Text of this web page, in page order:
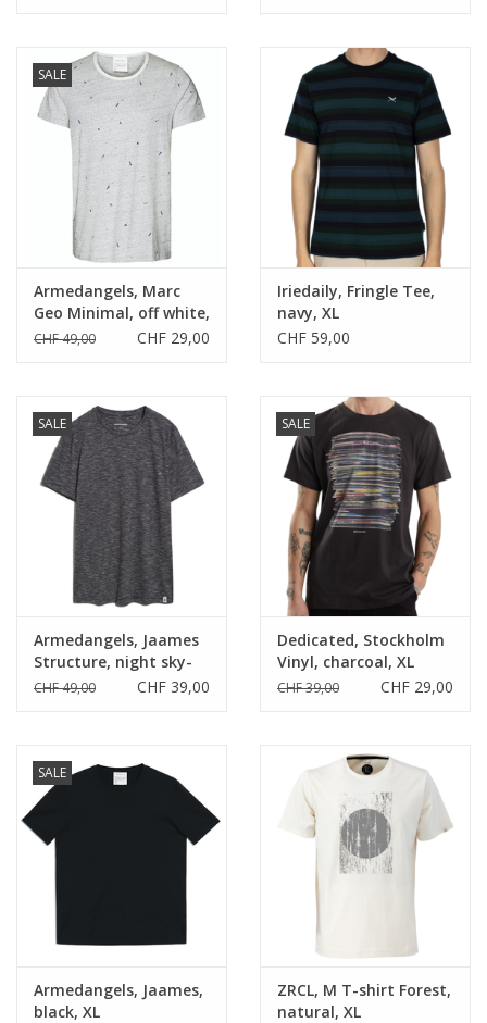
SALE
Armedangels, Marc
Geo Minimal, off white,
XL
CHF 49,00 CHF 29,00
Iriedaily, Fringle Tee,
navy, XL
CHF 59,00
SALE
Armedangels, Jaames
Structure, night sky-
undyed, XL
CHF 49,00 CHF 39,00
SALE
Dedicated, Stockholm
Vinyl, charcoal, XL
CHF 39,00 CHF 29,00
SALE
Armedangels, Jaames,
black, XL
ZRCL, M T-shirt Forest,
natural, XL